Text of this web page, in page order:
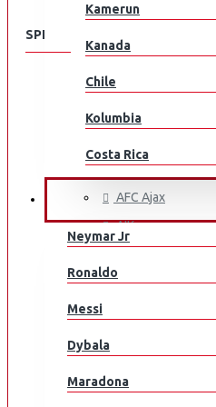
Kamerun
Kanada
Chile
Kolumbia
Costa Rica
Kroatia
Tšekki
Tanska
Egypti
EL Salvador
JALKAPALLOILIJAT
Neymar Jr
Ronaldo
Messi
Dybala
Maradona
SPEISEKARTE
KLUBEILLE
Aberdeen
ACF Fiorentina
AFC Ajax
AIK
AS Monaco
Athletic Bilbao